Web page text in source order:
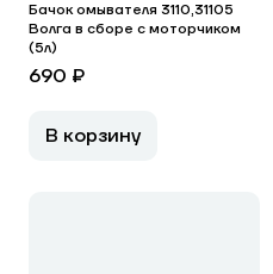
Бачок омывателя 3110,31105
Волга в сборе с моторчиком
(5л)
690 ₽
В корзину